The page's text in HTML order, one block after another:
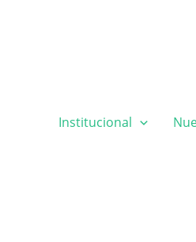
Institucional